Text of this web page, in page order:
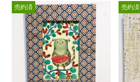
売約済 売約済